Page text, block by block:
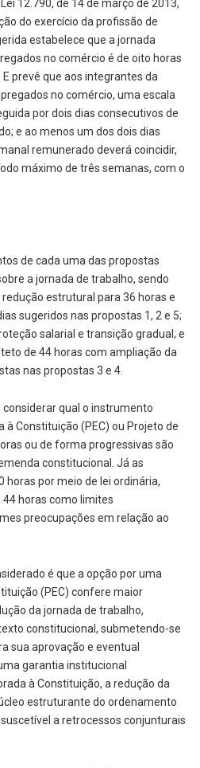
12.790, de 14 de março de 2013,
do exercício da profissão de
estabelece que a jornada
no comércio é de oito horas
prevê que aos integrantes da
no comércio, uma escala
por dois dias consecutivos de
e ao menos um dos dois dias
remunerado deverá coincidir,
máximo de três semanas, com o
de cada uma das propostas
a jornada de trabalho, sendo
estrutural para 36 horas e
sugeridos nas propostas 1, 2 e 5;
salarial e transição gradual; e
de 44 horas com ampliação da
nas propostas 3 e 4.
qual o instrumento
à Constituição (PEC) ou Projeto de
ou de forma progressivas são
constitucional. Já as
horas por meio de lei ordinária,
horas como limites
preocupações em relação ao
é que a opção por uma
(PEC) confere maior
da jornada de trabalho,
constitucional, submetendo-se
sua aprovação e eventual
garantia institucional
à Constituição, a redução da
estruturante do ordenamento
a retrocessos conjunturais